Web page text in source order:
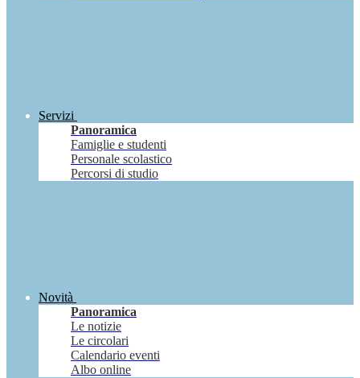
Servizi
Panoramica
Famiglie e studenti
Personale scolastico
Percorsi di studio
Novità
Panoramica
Le notizie
Le circolari
Calendario eventi
Albo online